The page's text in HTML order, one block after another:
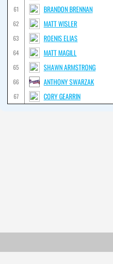
61
BRANDON BRENNAN
62
MATT WISLER
63
ROENIS ELIAS
64
MATT MAGILL
65
SHAWN ARMSTRONG
66
ANTHONY SWARZAK
67
CORY GEARRIN